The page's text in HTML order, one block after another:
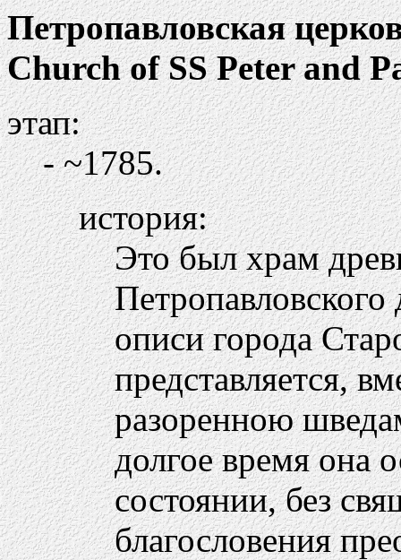
Петропавловская
Church of SS Peter and
этап:
- ~1785.
история:
Это был храм
описи города
представляется,
разоренною
долгое время она
состоянии, без
благословения